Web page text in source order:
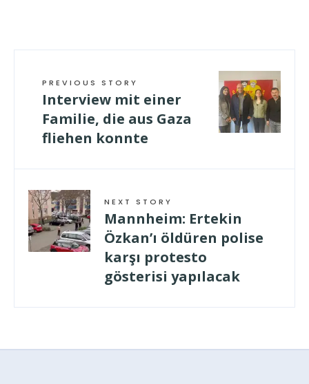
PREVIOUS STORY
Interview mit einer
Familie, die aus Gaza
fliehen konnte
NEXT STORY
Mannheim: Ertekin
Özkan’ı öldüren polise
karşı protesto
gösterisi yapılacak